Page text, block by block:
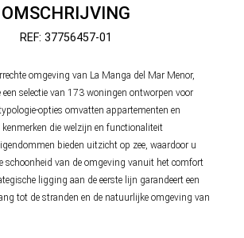
OMSCHRIJVING
REF: 37756457-01
omgeving van La Manga del Mar Menor,
een selectie van 173 woningen ontworpen voor
opties omvatten appartementen en
kenmerken die welzijn en functionaliteit
bieden uitzicht op zee, waardoor u
schoonheid van de omgeving vanuit het comfort
ligging aan de eerste lijn garandeert een
tot de stranden en de natuurlijke omgeving van